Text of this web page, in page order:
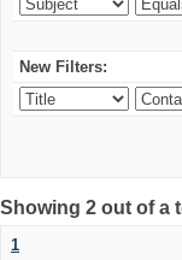
New Filters:
Showing 2 out of a
1